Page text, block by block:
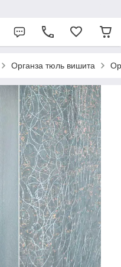
Органза тюль вишита